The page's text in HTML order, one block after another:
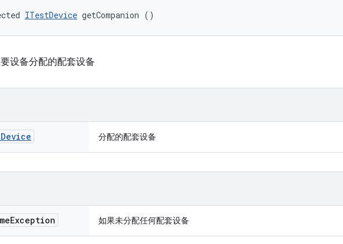
ITestDevice getCompanion ()
设备分配的配套设备
Device 分配的配套设备
Exception 如果未分配任何配套设备